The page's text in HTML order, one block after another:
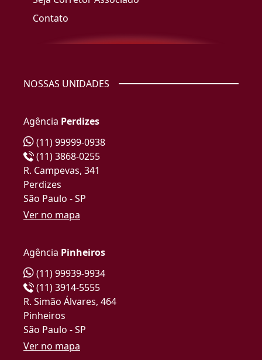
Contato
NOSSAS UNIDADES
Agência Perdizes
(11) 99999-0938
(11) 3868-0255
R. Campevas, 341
Perdizes
São Paulo - SP
Ver no mapa
Agência Pinheiros
(11) 99939-9934
(11) 3914-5555
R. Simão Álvares, 464
Pinheiros
São Paulo - SP
Ver no mapa